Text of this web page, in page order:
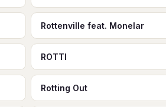
Rottenville feat. Monelar
ROTTI
Rotting Out